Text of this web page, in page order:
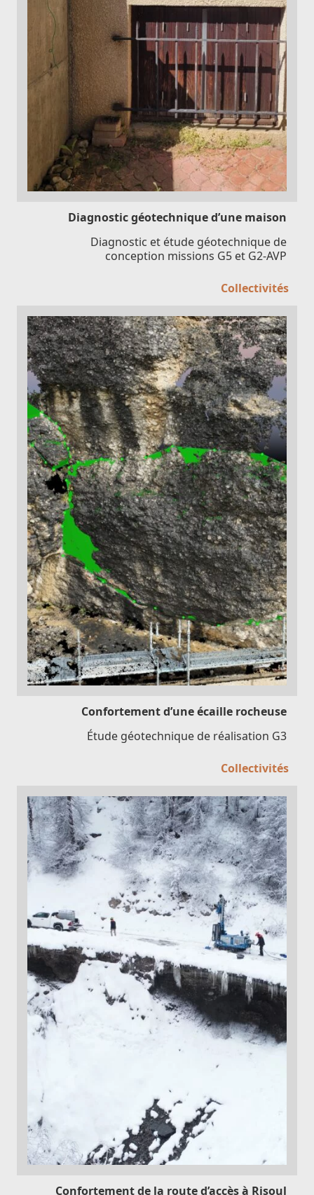
Diagnostic géotechnique d’une maison
Diagnostic et étude géotechnique de
conception missions G5 et G2-AVP
Collectivités
Confortement d’une écaille rocheuse
Étude géotechnique de réalisation G3
Collectivités
Confortement de la route d’accès à Risoul